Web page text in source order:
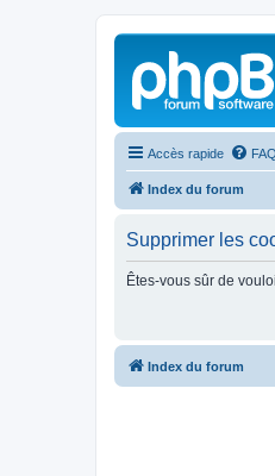
Accès rapide FAQ
Index du forum
Supprimer les
Êtes-vous sûr de
Index du forum